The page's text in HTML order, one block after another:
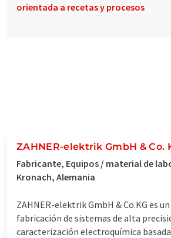
orientada a recetas y procesos
ZAHNER-elektrik GmbH & Co.
Fabricante, Equipos / material de
Kronach, Alemania
ZAHNER-elektrik GmbH & Co.KG es
fabricación de sistemas de alta
caracterización electroquímica